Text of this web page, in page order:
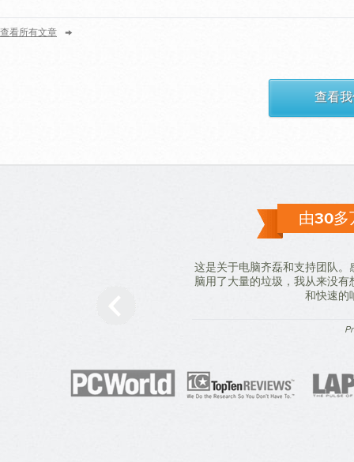
查看所有文章 →
查看
由30多
这是关于电脑齐磊和支持团队
脑用了大量的垃圾，我从来没
和快速的